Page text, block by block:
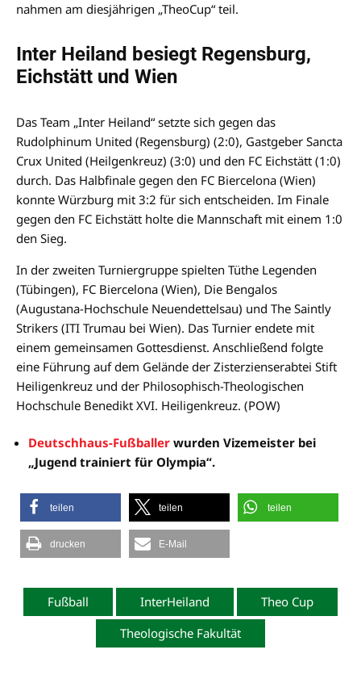
nahmen am diesjährigen „TheoCup“ teil.
Inter Heiland besiegt Regensburg,
Eichstätt und Wien
Das Team „Inter Heiland“ setzte sich gegen das
Rudolphinum United (Regensburg) (2:0), Gastgeber Sancta
Crux United (Heilgenkreuz) (3:0) und den FC Eichstätt (1:0)
durch. Das Halbfinale gegen den FC Biercelona (Wien)
konnte Würzburg mit 3:2 für sich entscheiden. Im Finale
gegen den FC Eichstätt holte die Mannschaft mit einem 1:0
den Sieg.
In der zweiten Turniergruppe spielten Tüthe Legenden
(Tübingen), FC Biercelona (Wien), Die Bengalos
(Augustana-Hochschule Neuendettelsau) und The Saintly
Strikers (ITI Trumau bei Wien). Das Turnier endete mit
einem gemeinsamen Gottesdienst. Anschließend folgte
eine Führung auf dem Gelände der Zisterzienserabtei Stift
Heiligenkreuz und der Philosophisch-Theologischen
Hochschule Benedikt XVI. Heiligenkreuz. (POW)
Deutschhaus-Fußballer wurden Vizemeister bei
„Jugend trainiert für Olympia“.
teilen teilen teilen
drucken E-Mail
Fußball InterHeiland
Theo Cup
Theologische Fakultät